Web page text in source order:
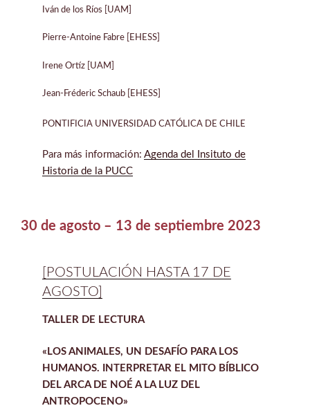
Iván de los Ríos [UAM]
Pierre-Antoine Fabre [EHESS]
Irene Ortíz [UAM]
Jean-Fréderic Schaub [EHESS]
PONTIFICIA UNIVERSIDAD CATÓLICA DE CHILE
Para más información:Agenda del Insituto de
Historia de la PUCC
30 de agosto – 13 de septiembre 2023
[POSTULACIÓN HASTA 17 DE
AGOSTO]
TALLER DE LECTURA
«LOS ANIMALES, UN DESAFÍO PARA LOS
HUMANOS. INTERPRETAR EL MITO BÍBLICO
DEL ARCA DE NOÉ A LA LUZ DEL
ANTROPOCENO»